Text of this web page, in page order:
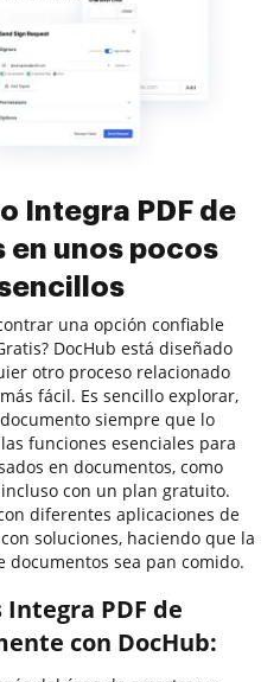
Integra PDF de
en unos pocos
una opción confiable
DocHub está diseñado
otro proceso relacionado
fácil. Es sencillo explorar,
siempre que lo
funciones esenciales para
en documentos, como
con un plan gratuito.
diferentes aplicaciones de
soluciones, haciendo que la
sea pan comido.
PDF de
con DocHub: